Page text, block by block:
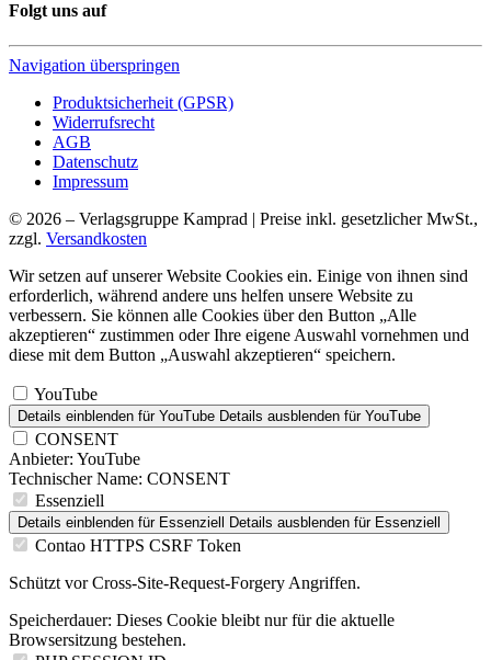
Folgt uns auf
Navigation überspringen
Produktsicherheit (GPSR)
Widerrufsrecht
AGB
Datenschutz
Impressum
© 2026 – Verlagsgruppe Kamprad | Preise inkl. gesetzlicher MwSt.,
zzgl. Versandkosten
Wir setzen auf unserer Website Cookies ein. Einige von ihnen sind
erforderlich, während andere uns helfen unsere Website zu
verbessern. Sie können alle Cookies über den Button „Alle
akzeptieren“ zustimmen oder Ihre eigene Auswahl vornehmen und
diese mit dem Button „Auswahl akzeptieren“ speichern.
YouTube
Details einblenden für YouTube Details ausblenden für YouTube
CONSENT
Anbieter: YouTube
Technischer Name: CONSENT
Essenziell
Details einblenden für Essenziell Details ausblenden für Essenziell
Contao HTTPS CSRF Token
Schützt vor Cross-Site-Request-Forgery Angriffen.
Speicherdauer: Dieses Cookie bleibt nur für die aktuelle
Browsersitzung bestehen.